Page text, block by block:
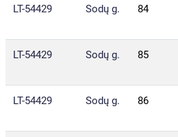
LT-54429 Sodų g. 84
LT-54429 Sodų g. 85
LT-54429 Sodų g. 86